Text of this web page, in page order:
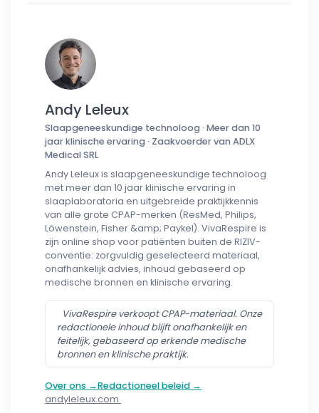
Andy Leleux
Slaapgeneeskundige technoloog · Meer dan 10
jaar klinische ervaring · Zaakvoerder van ADLX
Medical SRL
Andy Leleux is slaapgeneeskundige technoloog
met meer dan 10 jaar klinische ervaring in
slaaplaboratoria en uitgebreide praktijkkennis
van alle grote CPAP-merken (ResMed, Philips,
Löwenstein, Fisher &amp; Paykel). VivaRespire is
zijn online shop voor patiënten buiten de RIZIV-
conventie: zorgvuldig geselecteerd materiaal,
onafhankelijk advies, inhoud gebaseerd op
medische bronnen en klinische ervaring.
VivaRespire verkoopt CPAP-materiaal. Onze
redactionele inhoud blijft onafhankelijk en
feitelijk, gebaseerd op erkende medische
bronnen en klinische praktijk.
Over ons →Redactioneel beleid →
andyleleux.com